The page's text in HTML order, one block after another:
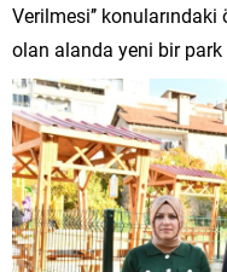
Verilmesi’’
olan alanda yeni bir